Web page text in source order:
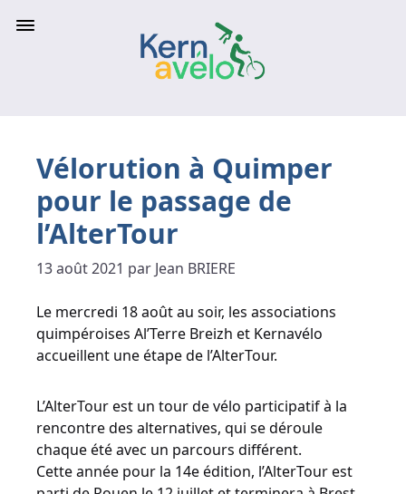
Vélorution à Quimper
pour le passage de
l’AlterTour
13 août 2021 par Jean BRIERE
Le mercredi 18 août au soir, les associations
quimpéroises Al’Terre Breizh et Kernavélo
accueillent une étape de l’AlterTour.
L’AlterTour est un tour de vélo participatif à la
rencontre des alternatives, qui se déroule
chaque été avec un parcours différent.
Cette année pour la 14e édition, l’AlterTour est